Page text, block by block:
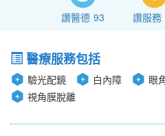
讚醫德 93 讚服務
醫療服務包括
驗光配鏡 白內障 眼
視角膜脫離